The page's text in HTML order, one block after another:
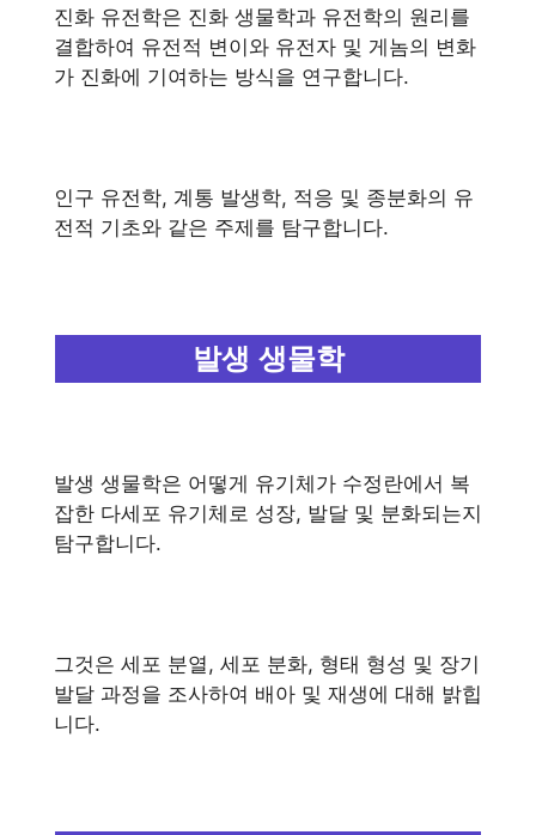
진화 유전학은 진화 생물학과 유전학의 원리를
결합하여 유전적 변이와 유전자 및 게놈의 변화
가 진화에 기여하는 방식을 연구합니다.
인구 유전학, 계통 발생학, 적응 및 종분화의 유
전적 기초와 같은 주제를 탐구합니다.
발생 생물학
발생 생물학은 어떻게 유기체가 수정란에서 복
잡한 다세포 유기체로 성장, 발달 및 분화되는지
탐구합니다.
그것은 세포 분열, 세포 분화, 형태 형성 및 장기
발달 과정을 조사하여 배아 및 재생에 대해 밝힙
니다.